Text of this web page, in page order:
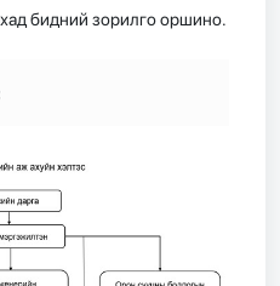
бидний зорилго оршино.